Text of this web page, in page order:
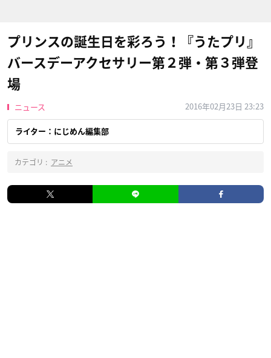
プリンスの誕生日を彩ろう！『うたプリ』
バースデーアクセサリー第２弾・第３弾登
場
ニュース 2016年02月23日 23:23
ライター：にじめん編集部
カテゴリ : アニメ